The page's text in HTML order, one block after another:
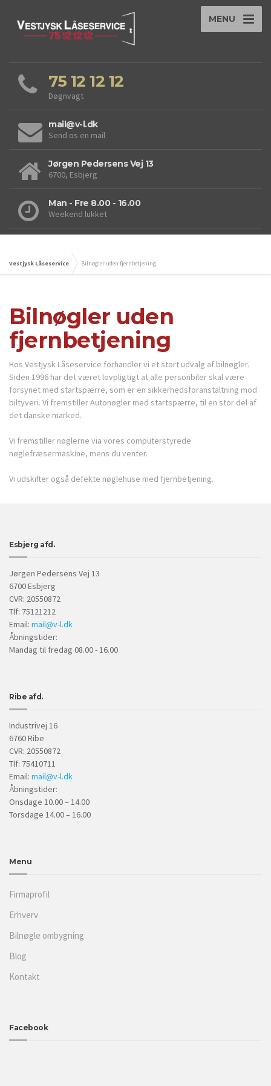
MENU
75 12 12 12
Døgnvagt
mail@v-l.dk
Send os en mail
Jørgen Pedersens Vej 13
6700, Esbjerg
Man - Fre 8.00 - 16.00
Weekend lukket
Vestjysk Låseservice Bilnøgler uden fjernbetjening
Bilnøgler uden
fjernbetjening
Hos Vestjysk Låseservice forhandler vi et stort udvalg af bilnøgler.
Siden 1996 har det været lovpligtigt at alle personbiler skal være
forsynet med startspærre, som er en sikkerhedsforanstaltning mod
biltyveri. Vi fremstiller Autonøgler med startspærre, til en stor del af
det danske marked.
Vi fremstiller nøglerne via vores computerstyrede
nøglefræsermaskine, mens du venter.
Vi udskifter også defekte nøglehuse med fjernbetjening.
Esbjerg afd.
Jørgen Pedersens Vej 13
6700 Esbjerg
CVR: 20550872
Tlf: 75121212
Email: mail@v-l.dk
Åbningstider:
Mandag til fredag 08.00 - 16.00
Ribe afd.
Industrivej 16
6760 Ribe
CVR: 20550872
Tlf: 75410711
Email: mail@v-l.dk
Åbningstider:
Onsdage 10.00 – 14.00
Torsdage 14.00 – 16.00
Menu
Firmaprofil
Erhverv
Bilnøgle ombygning
Blog
Kontakt
Facebook